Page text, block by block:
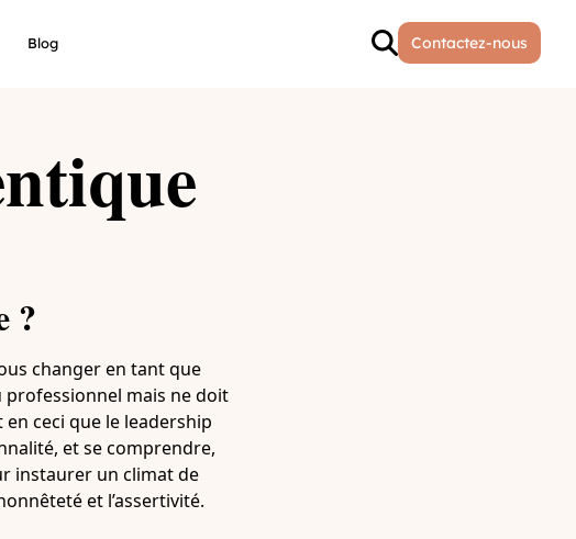
Blog Contactez-nous
?
changer en tant que
mais ne doit
en ceci que le leadership
et se comprendre,
instaurer un climat de
et l’assertivité.